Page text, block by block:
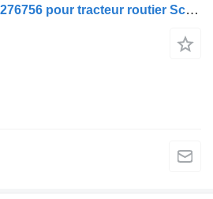
Demi-essieu Scania 2276756 pour tracteur routier Scania L,P,G,R,S-series (2016-)